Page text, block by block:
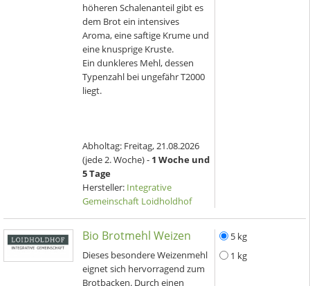
höheren Schalenanteil gibt es
dem Brot ein intensives
Aroma, eine saftige Krume und
eine knusprige Kruste.
Ein dunkleres Mehl, dessen
Typenzahl bei ungefähr T2000
liegt.
Abholtag: Freitag, 21.08.2026
(jede 2. Woche) - 1 Woche und
5 Tage
Hersteller: Integrative
Gemeinschaft Loidholdhof
Bio Brotmehl Weizen
Dieses besondere Weizenmehl
eignet sich hervorragend zum
Brotbacken. Durch einen
5 kg
1 kg